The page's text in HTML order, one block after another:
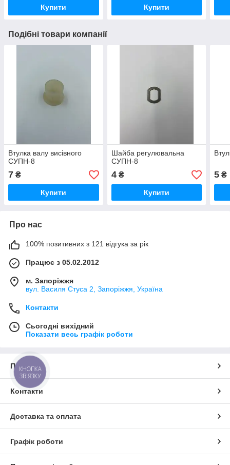
Купити Купити
Подібні товари компанії
Втулка валу висівного
СУПН-8
7 ₴
Купити
Шайба регулювальна
СУПН-8
4₴
Купити
5 ₴
Про нас
100% позитивних з 121 відгука за рік
Працює з 05.02.2012
м. Запоріжжя
вул. Василя Стуса 2, Запоріжжя, Україна
Контакти
Сьогодні вихідний
Показати весь графік роботи
Про нас
Контакти
Доставка та оплата
Графік роботи
КНОПКА
ЗВ'ЯЗКУ